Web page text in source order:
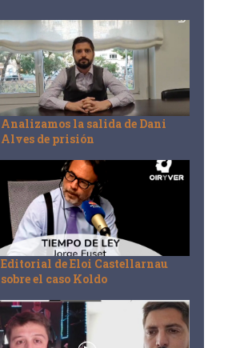
Analizamos la salida de Dani
Alves de prisión
Editorial de Eloi Castellarnau
sobre el caso Koldo